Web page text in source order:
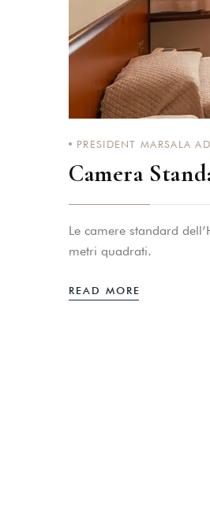
PRESIDENT MARSALA
Camera
Le camere standard
metri quadrati.
READ MORE